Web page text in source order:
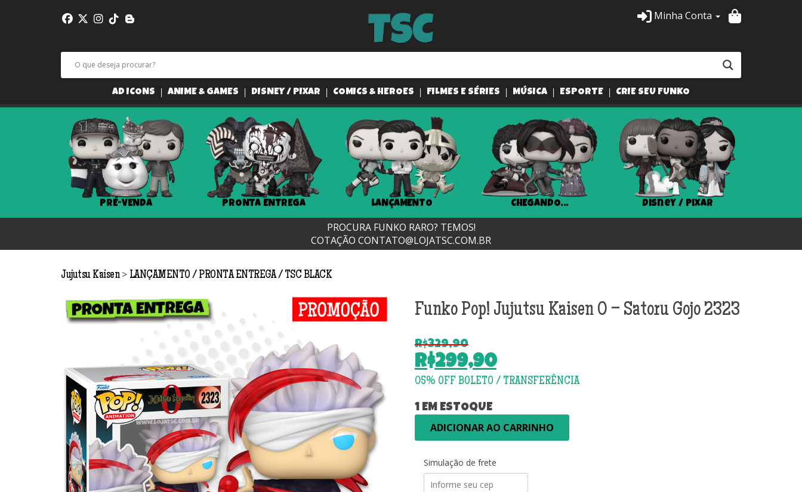
Minha Conta
AD ICONS ANIME & GAMES DISNEY / PIXAR COMICS & HEROES FILMES E SÉRIES MÚSICA ESPORTE CRIE SEU FUNKO
PRONTA ENTREGA LANÇAMENTO CHEGANDO... Disney / Pixar Harry Potter
PROCURA FUNKO RARO? TEMOS!
COTAÇÃO CONTATO@LOJATSC.COM.BR
Jujutsu Kaisen > LANÇAMENTO PRONTA ENTREGA TSC BLACK
Funko Pop! Jujutsu Kaisen 0 – Satoru Gojo 2323
R$329,90
O
preço
original
era:
R$329,90.
R$299,90
O
atual
é:
R$299,90.
1 EM ESTOQUE
Pop!
Kaisen
ADICIONAR AO CARRINHO
Simulação de frete